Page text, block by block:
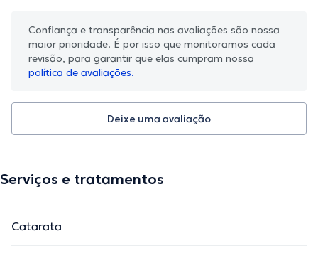
Confiança e transparência nas avaliações são nossa
maior prioridade. É por isso que monitoramos cada
revisão, para garantir que elas cumpram nossa
política de avaliações.
Deixe uma avaliação
Serviços e tratamentos
Catarata